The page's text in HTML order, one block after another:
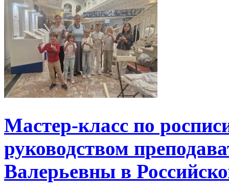
Мастер-класс по
руководством
Валерьевны в